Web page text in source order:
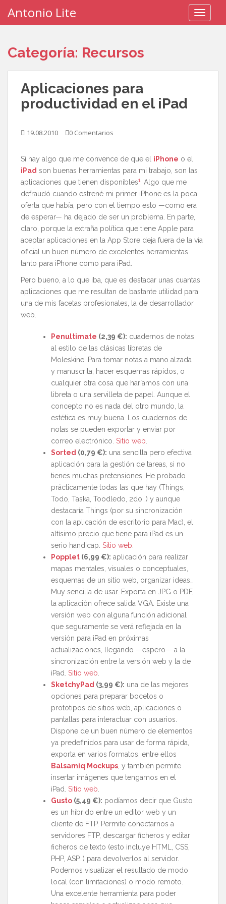
i
Antonio Lite
Categoría: Recursos
Aplicaciones para
productividad en el iPad
19.08.2010 0 Comentarios
Si hay algo que me convence de que el iPhone o el
iPad son buenas herramientas para mi trabajo, son las
aplicaciones que tienen disponibles1. Algo que me
defraudó cuando estrené mi primer iPhone es la poca
oferta que había, pero con el tiempo esto —como era
de esperar— ha dejado de ser un problema. En parte,
claro, porque la extraña política que tiene Apple para
aceptar aplicaciones en la App Store deja fuera de la vía
oficial un buen número de excelentes herramientas
tanto para iPhone como para iPad.
Pero bueno, a lo que iba, que es destacar unas cuantas
aplicaciones que me resultan de bastante utilidad para
una de mis facetas profesionales, la de desarrollador
web.
Penultimate (2,39 €): cuadernos de notas
al estilo de las clásicas libretas de
Moleskine. Para tomar notas a mano alzada
y manuscrita, hacer esquemas rápidos, o
cualquier otra cosa que haríamos con una
libreta o una servilleta de papel. Aunque el
concepto no es nada del otro mundo, la
estética es muy buena. Los cuadernos de
notas se pueden exportar y enviar por
correo electrónico. Sitio web
Sorted (0,79 €): una sencilla pero efectiva
aplicación para la gestión de tareas, si no
tienes muchas pretensiones. He probado
prácticamente todas las que hay (Things,
Todo, Taska, Toodledo, 2do…) y aunque
destacaría Things (por su sincronización
con la aplicación de escritorio para Mac), el
altísimo precio que tiene para iPad es un
serio handicap. Sitio web
Popplet (6,99 €): aplicación para realizar
mapas mentales, visuales o conceptuales,
esquemas de un sitio web, organizar ideas…
Muy sencilla de usar. Exporta en JPG o PDF,
la aplicación ofrece salida VGA. Existe una
versión web con alguna función adicional
que seguramente se verá reflejada en la
versión para iPad en próximas
actualizaciones, llegando —espero— a la
sincronización entre la versión web y la de
iPad. Sitio web
SketchyPad (3,99 €): una de las mejores
opciones para preparar bocetos o
prototipos de sitios web, aplicaciones o
pantallas para interactuar con usuarios.
Dispone de un buen número de elementos
ya predefinidos para usar de forma rápida,
exporta en varios formatos, entre ellos
Balsamiq Mockups , y también permite
insertar imágenes que tengamos en el
iPad. Sitio web
Gusto (5,49 €): podíamos decir que Gusto
es un híbrido entre un editor web y un
cliente de FTP. Permite conectarnos a
servidores FTP, descargar ficheros y editar
ficheros de texto (esto incluye HTML, CSS,
PHP, ASP…) para devolverlos al servidor.
Podemos visualizar el resultado de modo
local (con limitaciones) o modo remoto.
Una excelente herramienta para poder